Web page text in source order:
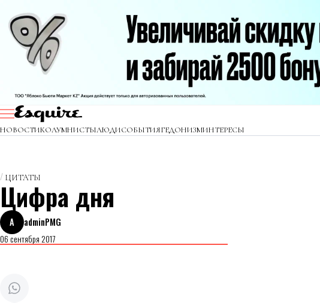
НОВОСТИКОЛУМНИСТЫЛЮДИСОБЫТИЯГЕДОНИЗМИНТЕРЕСЫ
ЦИТАТЫ
Цифра дня
A
adminPMG
06 сентября 2017